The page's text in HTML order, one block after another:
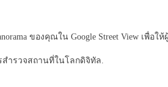
ของคุณใน Google Street View เพื่อให้
สำรวจสถานที่ในโลกดิจิทัล.